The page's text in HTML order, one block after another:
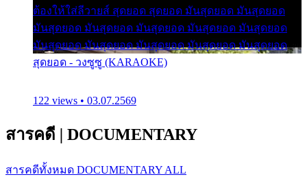
ต้องให้ใส่ลีวายส์ สุดยอด สุดยอด มันสุดยอด มันสุดยอด
มันสุดยอด มันสุดยอด มันสุดยอด มันสุดยอด มันสุดยอด
มันสุดยอด มันสุดยอด มันสุดยอด มันสุดยอด มันสุดยอด
สุดยอด - วงซูซู (KARAOKE)
122 views • 03.07.2569
สารคดี | DOCUMENTARY
สารคดีทั้งหมด DOCUMENTARY ALL